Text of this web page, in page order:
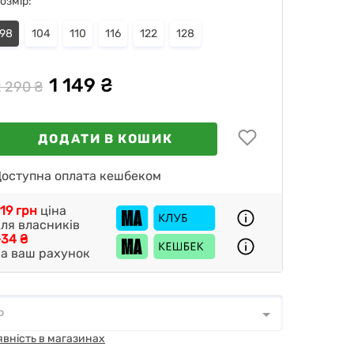
98 104 110 116 122 128
290 ₴ 1 149 ₴
ДОДАТИ В КОШИК
оплата кешбеком
₴
ваш рахунок
грн ціна
власників
*
в магазинах